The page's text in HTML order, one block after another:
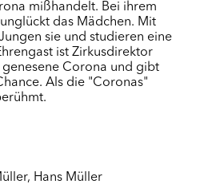
mißhandelt. Bei ihrem
das Mädchen. Mit
sie und studieren eine
ist Zirkusdirektor
Corona und gibt
Als die "Coronas"
, Hans Müller